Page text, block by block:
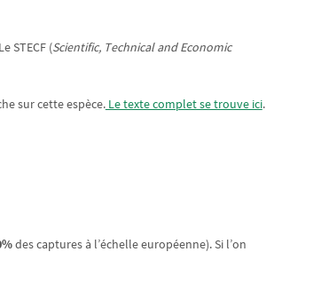
STECF (Scientific, Technical and Economic
sur cette espèce.Le texte complet se trouve ici.
des captures à l’échelle européenne). Si l’on